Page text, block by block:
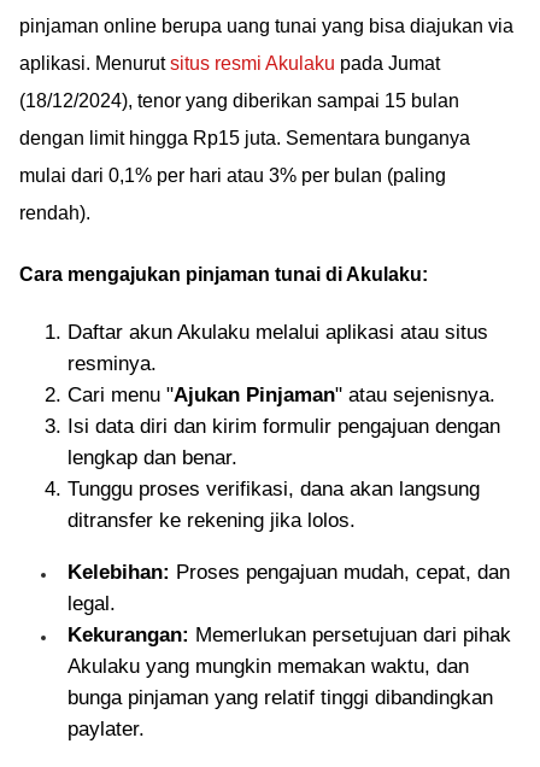
pinjaman online berupa uang tunai yang bisa diajukan via
aplikasi. Menurutsitus resmi Akulaku pada Jumat
(18/12/2024), tenor yang diberikan sampai 15 bulan
dengan limit hingga Rp15 juta. Sementara bunganya
mulai dari 0,1% per hari atau 3% per bulan (paling
rendah).
Cara mengajukan pinjaman tunai di Akulaku:
Daftar akun Akulaku melalui aplikasi atau situs
resminya.
Cari menu "Ajukan Pinjaman" atau sejenisnya.
Isi data diri dan kirim formulir pengajuan dengan
lengkap dan benar.
Tunggu proses verifikasi, dana akan langsung
ditransfer ke rekening jika lolos.
Kelebihan: Proses pengajuan mudah, cepat, dan
legal.
Kekurangan: Memerlukan persetujuan dari pihak
Akulaku yang mungkin memakan waktu, dan
bunga pinjaman yang relatif tinggi dibandingkan
paylater.